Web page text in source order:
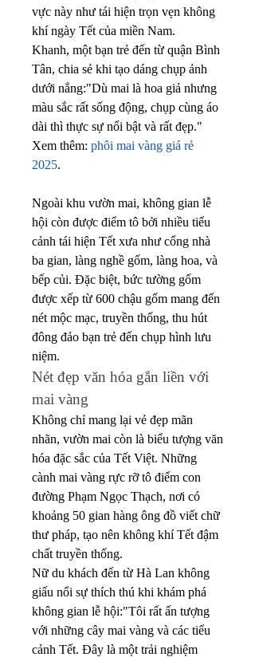
vực này như tái hiện trọn vẹn không
khí ngày Tết của miền Nam.
Khanh, một bạn trẻ đến từ quận Bình
Tân, chia sẻ khi tạo dáng chụp ảnh
dưới nắng:"Dù mai là hoa giả nhưng
màu sắc rất sống động, chụp cùng áo
dài thì thực sự nổi bật và rất đẹp."
Xem thêm: phôi mai vàng giá rẻ
2025.
Ngoài khu vườn mai, không gian lễ
hội còn được điểm tô bởi nhiều tiểu
cảnh tái hiện Tết xưa như cổng nhà
ba gian, làng nghề gốm, làng hoa, và
bếp củi. Đặc biệt, bức tường gốm
được xếp từ 600 chậu gốm mang đến
nét mộc mạc, truyền thống, thu hút
đông đảo bạn trẻ đến chụp hình lưu
niệm.
Nét đẹp văn hóa gắn liền với
mai vàng
Không chỉ mang lại vẻ đẹp mãn
nhãn, vườn mai còn là biểu tượng văn
hóa đặc sắc của Tết Việt. Những
cành mai vàng rực rỡ tô điểm con
đường Phạm Ngọc Thạch, nơi có
khoảng 50 gian hàng ông đồ viết chữ
thư pháp, tạo nên không khí Tết đậm
chất truyền thống.
Nữ du khách đến từ Hà Lan không
giấu nổi sự thích thú khi khám phá
không gian lễ hội:"Tôi rất ấn tượng
với những cây mai vàng và các tiểu
cảnh Tết. Đây là một trải nghiệm